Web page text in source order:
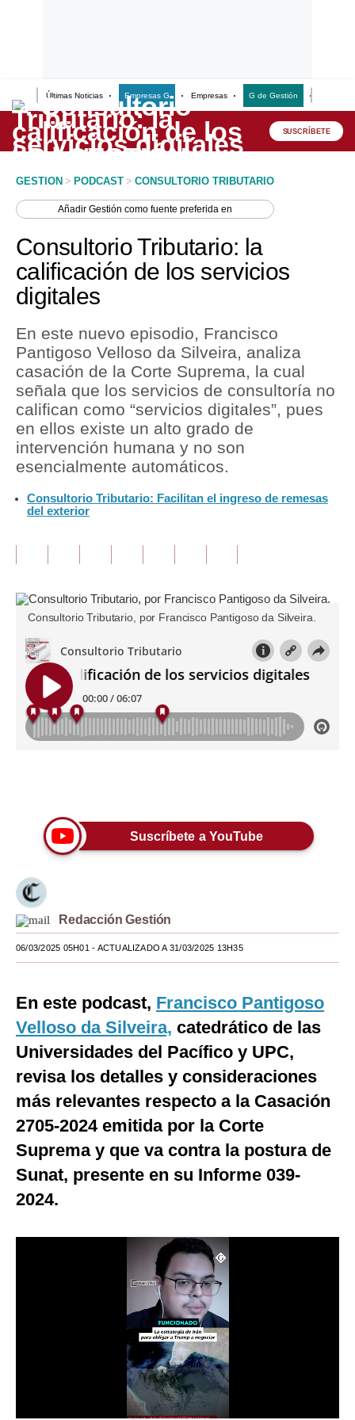
Últimas Noticias Empresas G Empresas G de Gestión
Lo último
Peru Quiosco
Economía
Mercados
Política
Tu Dinero
Finanzas Personales
Inmobiliarias
Opinión
Editorial
Blogs
Tendencias
Lujo
Viajes
Moda
EEUU
México
España
Internacional
Tecnología
G de Gestión
Notas Contratadas
Gestión TV
Videos
Fotogalerías
Privacidad
SUSCRÍBETE
GESTION > PODCAST > CONSULTORIO TRIBUTARIO
AñadirGestión como fuente preferida en
Consultorio Tributario: la
calificación de los servicios
digitales
En este nuevo episodio, Francisco
Pantigoso Velloso da Silveira, analiza
casación de la Corte Suprema, la cual
señala que los servicios de consultoría no
califican como “servicios digitales”, pues
en ellos existe un alto grado de
intervención humana y no son
esencialmente automáticos.
Consultorio Tributario: Facilitan el ingreso de remesas
del exterior
Consultorio Tributario, por Francisco Pantigoso da Silveira.
Suscríbete a YouTube
Redacción Gestión
06/03/2025 05H01 - ACTUALIZADO A 31/03/2025 13H35
En este podcast, Francisco Pantigoso
Velloso da Silveira, catedrático de las
Universidades del Pacífico y UPC,
revisa los detalles y consideraciones
más relevantes respecto a la Casación
2705-2024 emitida por la Corte
Suprema y que va contra la postura de
Sunat, presente en su Informe 039-
2024.